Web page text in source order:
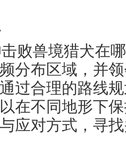
败兽境猎犬在
分布区域，并
过合理的路线
在不同地形下
应对方式，寻